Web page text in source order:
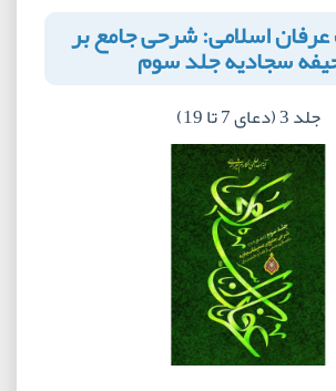
اسلامی: شرحی جامع بر
سجادیه جلد سوم
جلد 3 (دعای 7 تا 19)